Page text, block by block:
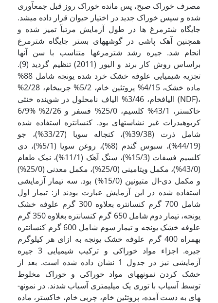
مصرف خوراک صبح، پس مانده خوراک روز قبل جمع­آوری
شده و سپس خوراک جدید در اختیار حیوان قرار داده می­شد.
جایگاه شترمرغ ها در طول آزمایش مرتباً تمیز شده و
همچنین آهک پاشی در گوشه­های بستر جایگاه شترمرغ
انجام ­شد. جیره رشد شترمرغ­ها متناسب با سن آنها
براساس روش کار برند و الیور (2011) تنظیم گردید (9).
تجزیه شیمیایی علوفه خشک خرد شده یونجه شامل 88%
ماده خشک، 4/15% پروتئین خام، 5/2% چربی­خام، 2/28%
الیاف­خام، 3/46% الیاف نامحلول در شوینده خنثی (NDF)،
6/9% خاکستر، 43/1% کلسیم، 25/0% فسفر و 2/26%
کربوهیدرات غیر نشاسته­ای بود. کنسانتره استفاده شده
شامل ذرت (39/38%)، کنجاله سویا (33/27%)، جو
(44/19%)، سبوس گندم (8%)، روغن سویا (5/1%)، دی
کلسیم فسفات (15/3%)، سنگ آهک (11/1%)، نمک طعام
(43/0%)، مکمل ویتامینی (25/0%)، مکمل معدنی (25/0%)
و مکمل دی-ال متیونین (15/0%) بود. سه تیمار آزمایشی
استفاده شده در این آزمایش عبارت بودند از: تیمار اول
شامل 700 گرم کنسانتره بعلاوه 300 گرم علوفه خشک
یونجه، تیمار دوم شامل 650 گرم کنسانتره بعلاوه 350 گرم
علوفه خشک یونجه و تیمار سوم شامل 600 گرم کنسانتره
بهمراه 400 گرم علوفه خشک یونجه به ازای هر کیلوگرم
جیره. اجزاء مواد خوراکی و ترکیب شیمیایی 3 جیره
آزمایشی نیز در جدول 1 نشان داده شده است. بعد از
خشک کردن نمونه­های مواد خوراکی و خوراک مخلوط
توسط آسیاب با توری یک میلی­متری آسیاب شدند. در نمونه­
های به دست آمده، پروتئین خام، چربی خام، خاکستر، ماده